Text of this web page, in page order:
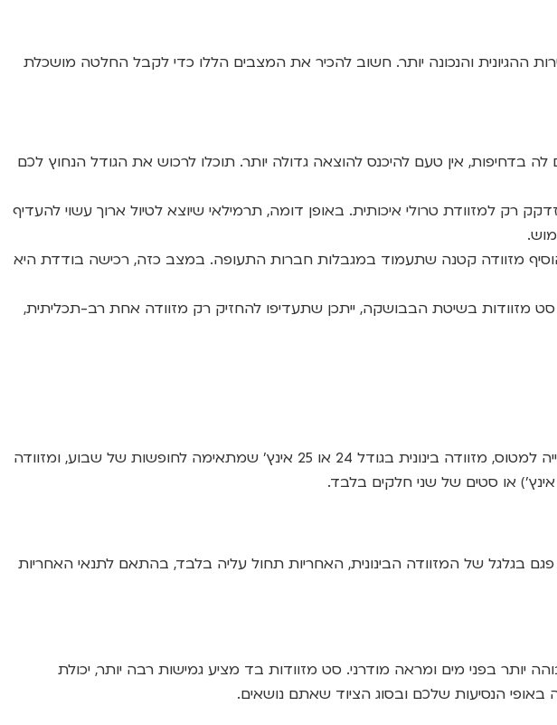
ההגיונית והנכונה יותר. חשוב להכיר את המצבים הללו כדי לקבל החלטה מושכלת
אין טעם להיכנס להוצאה גדולה יותר. תוכלו לרכוש את הגודל הנחוץ לכם
רק למזוודת טרולי איכותית. באופן דומה, תרמילאי שיוצא לטיול ארוך עשוי להעדיף
מזוודה קטנה שתעמוד במגבלות חברות התעופה. במצב כזה, רכישה בודדת היא
מזוודות בשיטת הבבושקה, ייתכן שתעדיפו להחזיק רק מזוודה אחת רב-תכליתית,
סט מזוודות קלאסי מורכב בדרך כלל משלושה גדלים: מזוודה קטנה (טרולי) בגודל 20 אינץ’ המיועדת לעלייה למטוס, מזוודה בינונית בגודל 24 או 25 אינץ’ שמתאימה לחופשות של שבוע, ומזוודה
בגלגל של המזוודה הבינונית, האחריות תחול עליה בלבד, בהתאם לתנאי האחריות
בפני מים ומראה מודרני. סט מזוודות בד מציע גמישות רבה יותר, יכולת
באופי הנסיעות שלכם ובסוג הציוד שאתם נושאים.